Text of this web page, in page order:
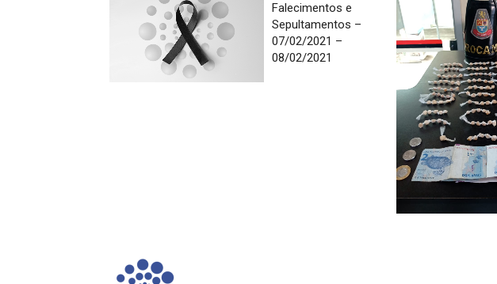
Falecimentos e
Sepultamentos –
07/02/2021 –
08/02/2021